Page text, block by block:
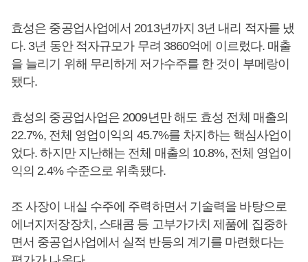
효성은 중공업사업에서 2013년까지 3년 내리 적자를 냈
다. 3년 동안 적자규모가 무려 3860억에 이르렀다. 매출
을 늘리기 위해 무리하게 저가수주를 한 것이 부메랑이
됐다.
효성의 중공업사업은 2009년만 해도 효성 전체 매출의
22.7%, 전체 영업이익의 45.7%를 차지하는 핵심사업이
었다. 하지만 지난해는 전체 매출의 10.8%, 전체 영업이
익의 2.4% 수준으로 위축됐다.
조 사장이 내실 수주에 주력하면서 기술력을 바탕으로
에너지저장장치, 스태콤 등 고부가가치 제품에 집중하
면서 중공업사업에서 실적 반등의 계기를 마련했다는